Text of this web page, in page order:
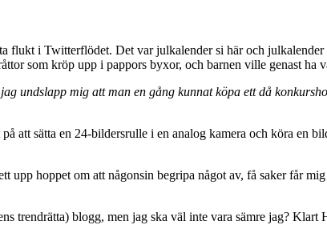
flukt i Twitterflödet. Det var julkalender si här och
som kröp upp i pappors byxor, och barnen ville genast ha
undslapp mig att man en gång kunnat köpa ett då
att sätta en 24-bildersrulle i en analog kamera och köra en
upp hoppet om att någonsin begripa något av, få saker får
trendrätta) blogg, men jag ska väl inte vara sämre jag?